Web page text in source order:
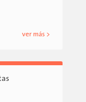
ver más >